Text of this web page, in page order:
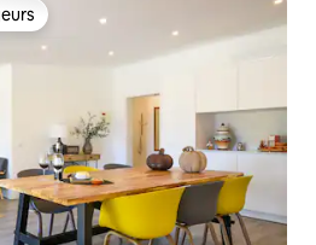
les plus appréciés